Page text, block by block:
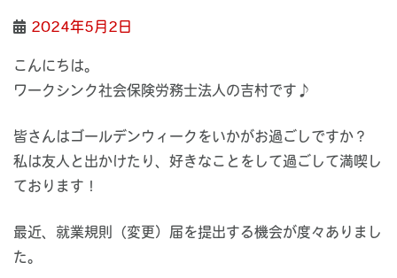
2024年5月2日
こんにちは。
ワークシンク社会保険労務士法人の吉村です♪
皆さんはゴールデンウィークをいかがお過ごしですか？
私は友人と出かけたり、好きなことをして過ごして満喫し
ております！
最近、就業規則（変更）届を提出する機会が度々ありまし
た。